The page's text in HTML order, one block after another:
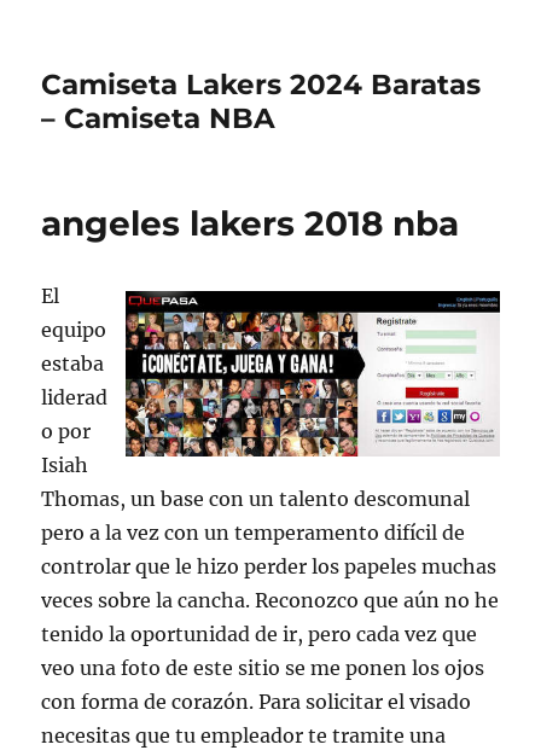
Camiseta Lakers 2024 Baratas
– Camiseta NBA
angeles lakers 2018 nba
El
equipo
estaba
liderad
o por
Isiah
Thomas, un base con un talento descomunal
pero a la vez con un temperamento difícil de
controlar que le hizo perder los papeles muchas
veces sobre la cancha. Reconozco que aún no he
tenido la oportunidad de ir, pero cada vez que
veo una foto de este sitio se me ponen los ojos
con forma de corazón. Para solicitar el visado
necesitas que tu empleador te tramite una